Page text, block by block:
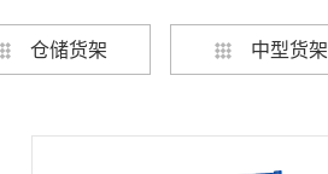
仓储货架 中型货架